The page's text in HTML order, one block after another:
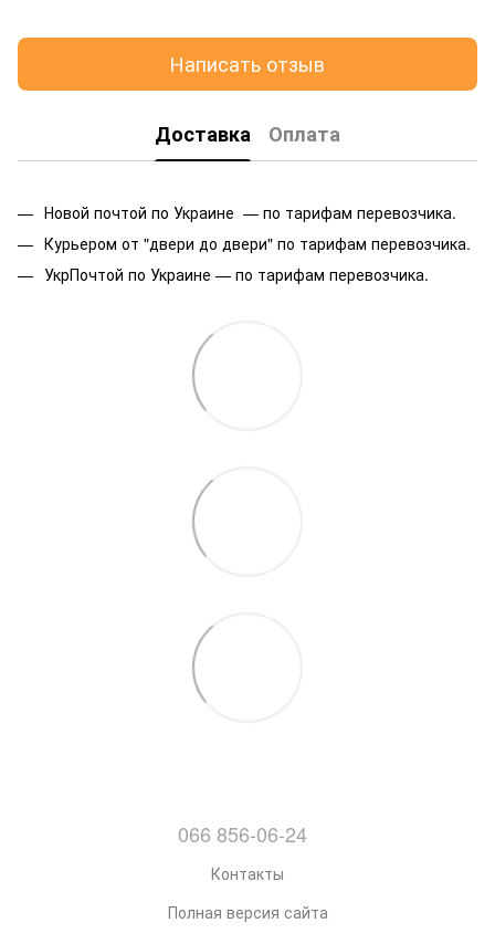
Написать отзыв
Доставка Оплата
Новой почтой по Украине — по тарифам перевозчика.
Курьером от "двери до двери" по тарифам перевозчика.
УкрПочтой по Украине — по тарифам перевозчика.
066 856-06-24
Контакты
Полная версия сайта